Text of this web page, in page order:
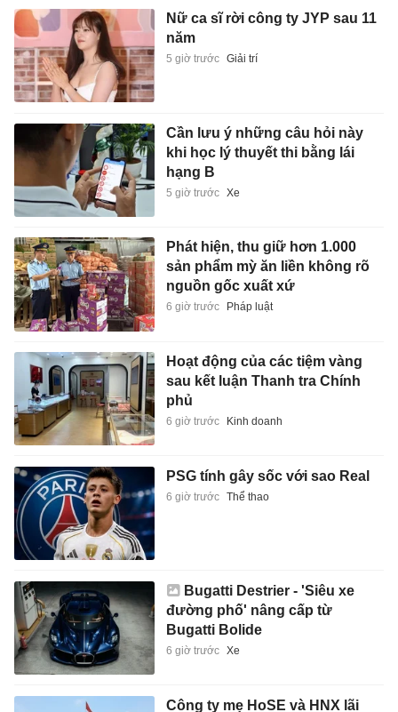
Nữ ca sĩ rời công ty JYP sau 11
năm
5 giờ trước Giải trí
Cần lưu ý những câu hỏi này
khi học lý thuyết thi bằng lái
hạng B
5 giờ trước Xe
Phát hiện, thu giữ hơn 1.000
sản phẩm mỳ ăn liền không rõ
nguồn gốc xuất xứ
6 giờ trước Pháp luật
Hoạt động của các tiệm vàng
sau kết luận Thanh tra Chính
phủ
6 giờ trước Kinh doanh
PSG tính gây sốc với sao Real
6 giờ trước Thể thao
Bugatti Destrier - 'Siêu xe
đường phố' nâng cấp từ
Bugatti Bolide
6 giờ trước Xe
Công ty mẹ HoSE và HNX lãi